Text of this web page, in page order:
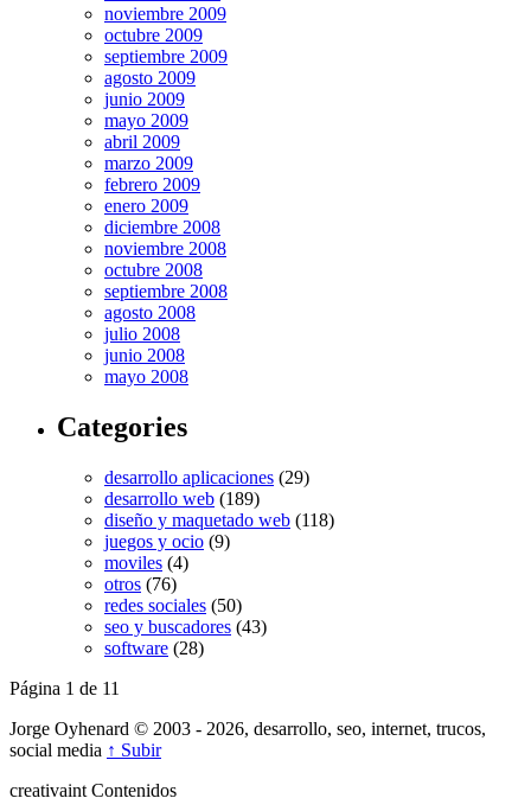
noviembre 2009
octubre 2009
septiembre 2009
agosto 2009
junio 2009
mayo 2009
abril 2009
marzo 2009
febrero 2009
enero 2009
diciembre 2008
noviembre 2008
octubre 2008
septiembre 2008
agosto 2008
julio 2008
junio 2008
mayo 2008
Categories
desarrollo aplicaciones (29)
desarrollo web (189)
diseño y maquetado web (118)
juegos y ocio (9)
moviles (4)
otros (76)
redes sociales (50)
seo y buscadores (43)
software (28)
Página 1 de 11
Jorge Oyhenard © 2003 - 2026, desarrollo, seo, internet, trucos,
social media ↑ Subir
creativaint Contenidos